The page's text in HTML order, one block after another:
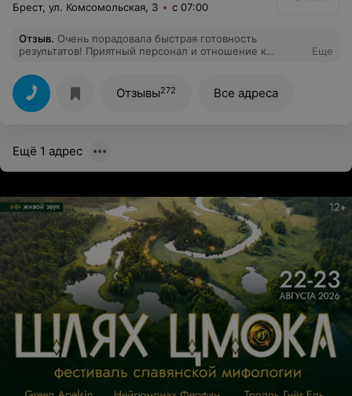
Брест, ул. Комсомольская, 3 с 07:00
Отзыв. Очень порадовала быстрая готовность
результатов! Приятный персонал и отношение к
анализы, то только туда пойду.
Еще
Отзывы272 Все адреса
Ещё 1 адрес